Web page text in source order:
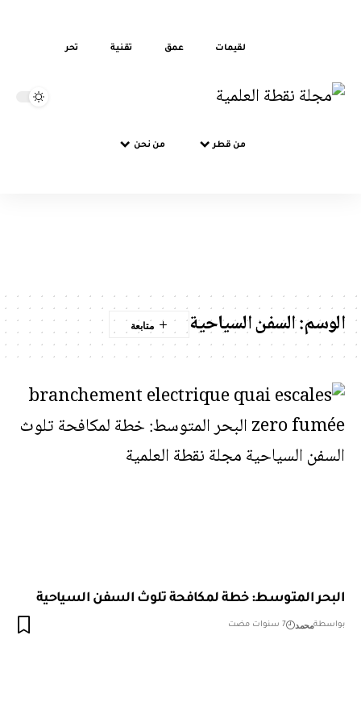
لقيمات عمق تقنية تحر
من قطر من نحن
الوسم:السفن السياحية
البحر المتوسط: خطة لمكافحة تلوث السفن السياحية
بواسطةمحمد 7 سنوات مضت